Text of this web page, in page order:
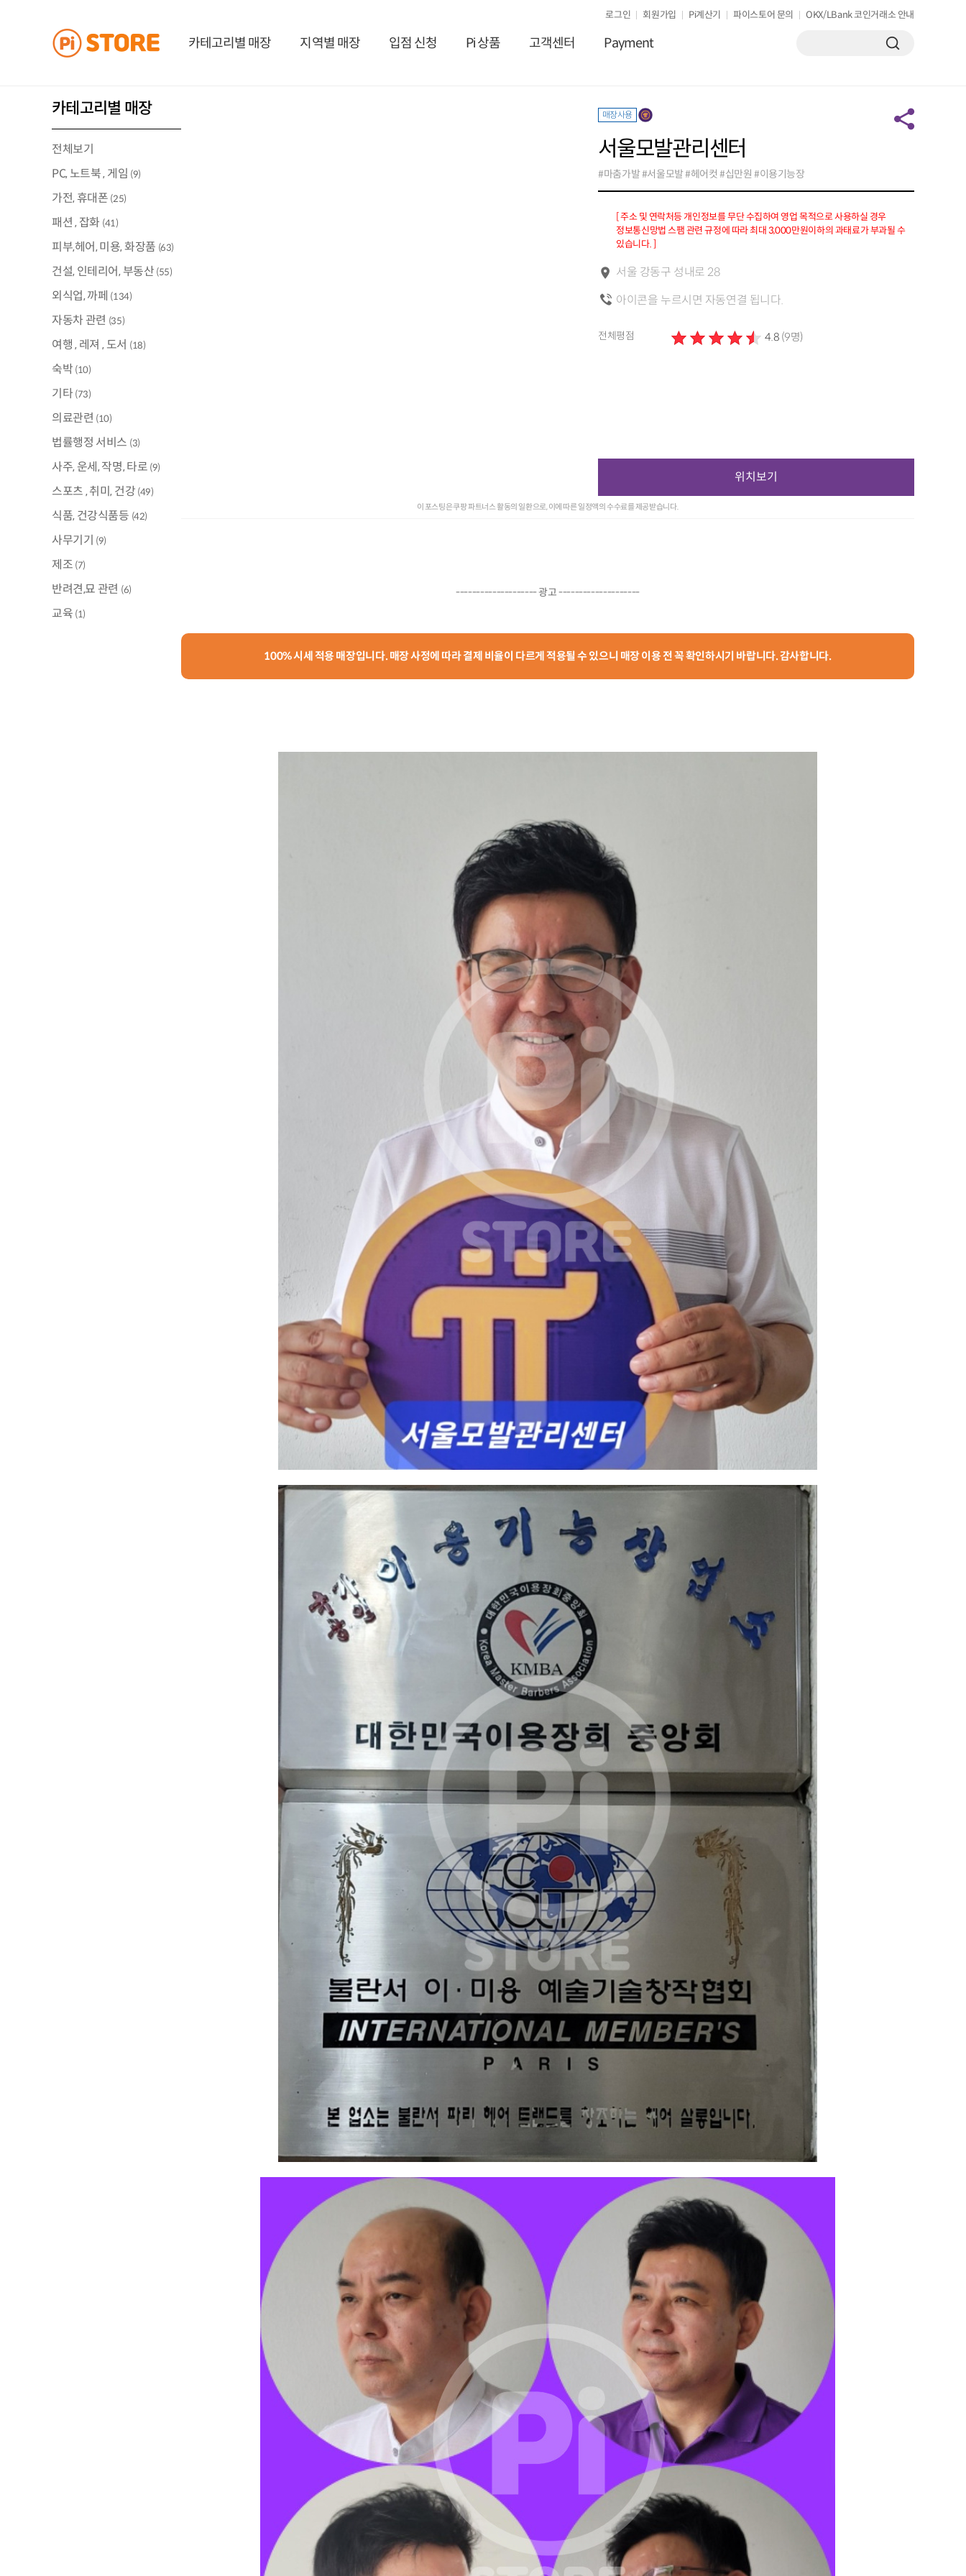
카테고리별 매장 지역별 매장 입점 신청 Pi 상품 고객센터 Payment
로그인 회원가입 Pi계산기 파이스토어 문의 OKX/LBank 코인거래소 안내
카테고리별 매장
전체보기
PC, 노트북 , 게임 (9)
가전, 휴대폰 (25)
패션 , 잡화 (41)
피부,헤어, 미용, 화장품 (63)
건설, 인테리어, 부동산 (55)
외식업, 까페 (134)
자동차 관련 (35)
여행 , 레져 , 도서 (18)
숙박 (10)
기타(73)
의료관련 (10)
법률행정 서비스 (3)
사주, 운세, 작명, 타로 (9)
스포츠 , 취미, 건강 (49)
식품, 건강식품등 (42)
사무기기 (9)
제조 (7)
반려견,묘 관련 (6)
교육 (1)
매장사용
서울모발관리센터
#마춤가발 #서울모발 #헤어컷 #십만원 #이용기능장
[ 주소 및 연락처등 개인정보를 무단 수집하여 영업 목적으로 사용하실 경우
정보통신망법 스팸 관련 규정에 따라 최대 3,000만원이하의 과태료가 부과될 수
있습니다. ]
서울 강동구 성내로 28
아이콘을 누르시면 자동연결 됩니다.
전체평점 4.8 (9명)
위치보기
이 포스팅은 쿠팡 파트너스 활동의 일환으로, 이에 따른 일정액의 수수료를 제공받습니다.
-------------------- 광고 --------------------
100% 시세 적용 매장입니다. 매장 사정에 따라 결제 비율이 다르게 적용될 수 있으니 매장 이용 전 꼭 확인하시기 바랍니다. 감사합니다.